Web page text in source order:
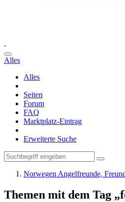
Alles
Alles
Seiten
Forum
FAQ
Marktplatz-Eintrag
Erweiterte Suche
Norwegen Angelfreunde,
Themen mit dem Tag